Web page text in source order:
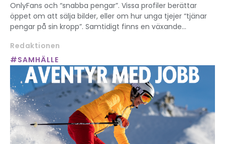
OnlyFans och “snabba pengar”. Vissa profiler berättar
öppet om att sälja bilder, eller om hur unga tjejer “tjänar
pengar på sin kropp”. Samtidigt finns en växande
påverkar hur unga ser på kropp, makt och sexualitet och
riskerar att normalisera sexuell exploatering.
Redaktionen
#SAMHÄLLE